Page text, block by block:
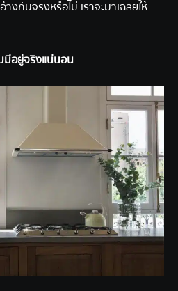
งกันจริงหรือไม่ เราจะมาเฉลยให้
มีอยู่จริงแน่นอน